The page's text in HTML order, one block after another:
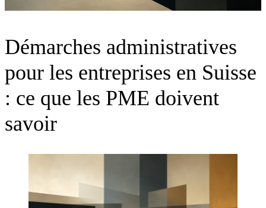
Démarches administratives
pour les entreprises en Suisse
: ce que les PME doivent
savoir